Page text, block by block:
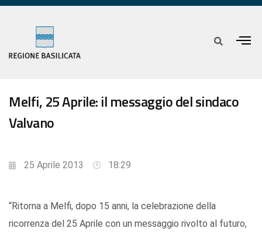
Melfi, 25 Aprile: il messaggio del sindaco
Valvano
25 Aprile 2013 18:29
“Ritorna a Melfi, dopo 15 anni, la celebrazione della
ricorrenza del 25 Aprile con un messaggio rivolto al futuro,